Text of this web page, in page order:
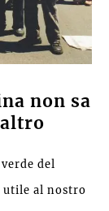
non sa
del
utile al nostro